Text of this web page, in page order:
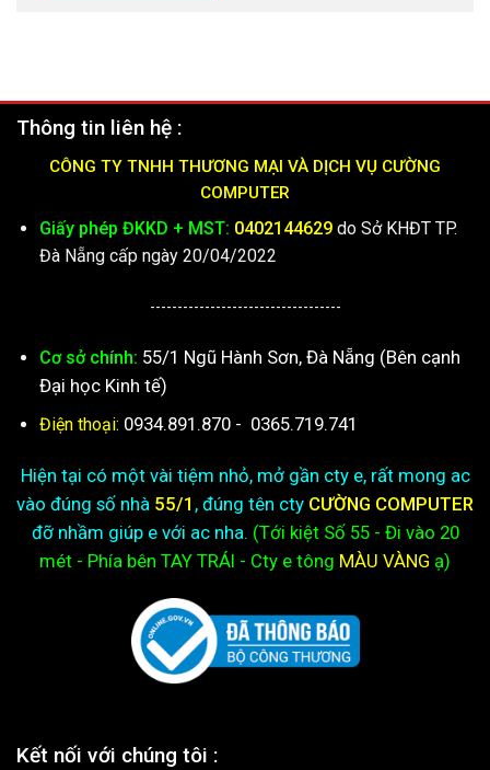
Thông tin liên hệ :
CÔNG TY TNHH THƯƠNG MẠI VÀ DỊCH VỤ CƯỜNG
COMPUTER
Giấy phép ĐKKD + MST: 0402144629do Sở KHĐT TP.
Đà Nẵng cấp ngày 20/04/2022
-----------------------------------
Cơ sở chính: 55/1 Ngũ Hành Sơn, Đà Nẵng (Bên cạnh
Đại học Kinh tế)
Điện thoại: 0934.891.870 - 0365.719.741
Hiện tại có một vài tiệm nhỏ, mở gần cty e, rất mong ac
vào đúng số nhà 55/1 , đúng tên cty CƯỜNG COMPUTER
đỡ nhầm giúp e với ac nha. (Tới kiệtSố 55 - Đi vào 20
mét - Phía bên TAY TRÁI - Cty e tông MÀU VÀNG ạ)
Kết nối với chúng tôi :